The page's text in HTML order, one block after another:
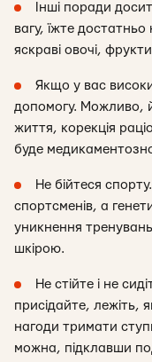
Інші поради
вагу, їжте
яскраві овочі,
Якщо у вас
допомогу. Можливо,
життя, корекція
буде
Не бійтеся
спортсменів, а
уникнення
шкірою.
Не стійте і не
присідайте, лежіть,
нагоди тримати
можна, підклавши